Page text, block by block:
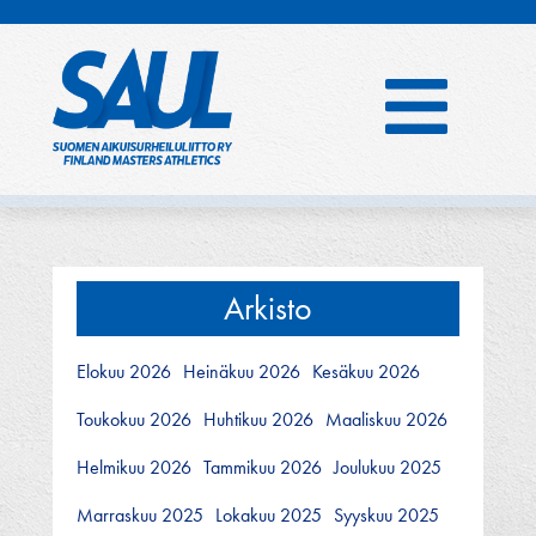
Arkisto
Elokuu 2026 Heinäkuu 2026 Kesäkuu 2026
Toukokuu 2026 Huhtikuu 2026 Maaliskuu 2026
Helmikuu 2026 Tammikuu 2026 Joulukuu 2025
Marraskuu 2025 Lokakuu 2025 Syyskuu 2025